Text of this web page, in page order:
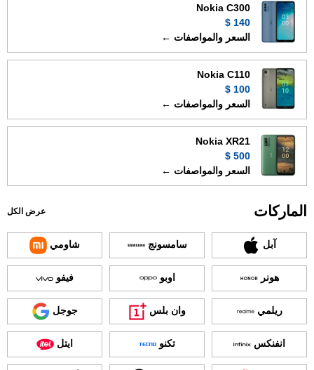
Nokia C300
140 $
السعر والمواصفات ←
Nokia C110
100 $
السعر والمواصفات ←
Nokia XR21
500 $
السعر والمواصفات ←
الماركات عرض الكل
آبل سامسونج شاومي
هونر اوبو فيفو
ريلمي وان بلس جوجل
انفنكس تكنو ايتل